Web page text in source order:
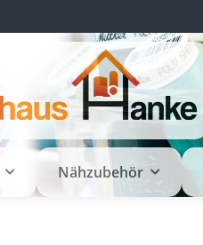
Nähzubehör